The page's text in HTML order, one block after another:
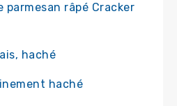
râpé Cracker
haché
haché